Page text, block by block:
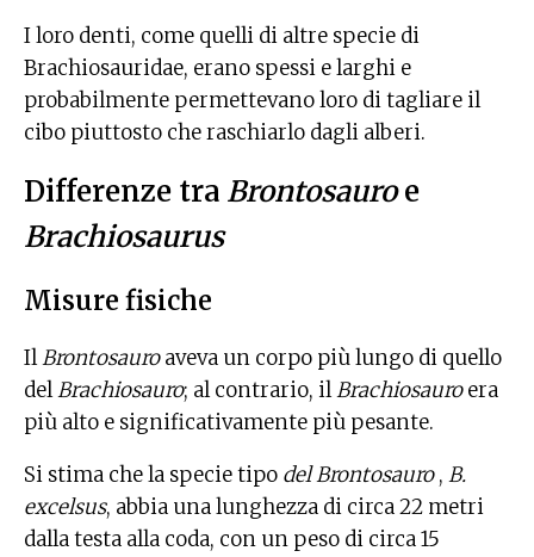
I loro denti, come quelli di altre specie di
Brachiosauridae, erano spessi e larghi e
probabilmente permettevano loro di tagliare il
cibo piuttosto che raschiarlo dagli alberi.
Differenze tra Brontosauroe
Brachiosaurus
Misure fisiche
IlBrontosauroaveva un corpo più lungo di quello
delBrachiosauro; al contrario, ilBrachiosauroera
più alto e significativamente più pesante.
Si stima che la specie tipo del Brontosauro, B.
excelsus, abbia una lunghezza di circa 22 metri
dalla testa alla coda, con un peso di circa 15